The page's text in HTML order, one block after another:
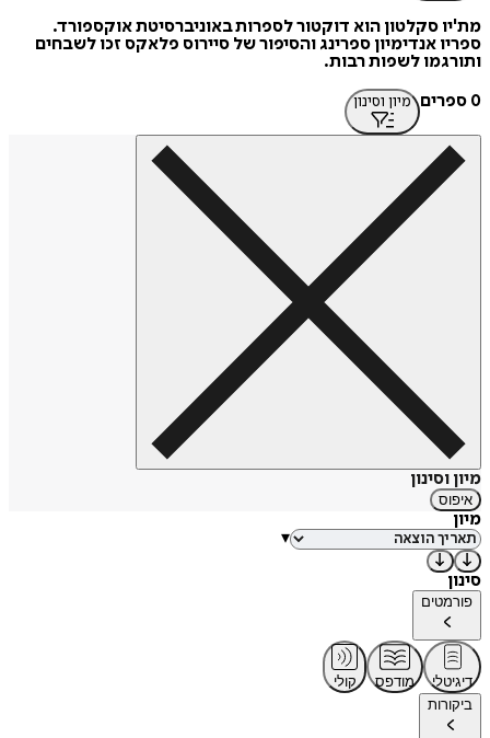
מת'יו סקלטון הוא דוקטור לספרות באוניברסיטת אוקספורד.
ספריו אנדימיון ספרינג והסיפור של סיירוס פלאקס זכו לשבחים
ותורגמו לשפות רבות.
0 ספרים
מיון וסינון
מיון וסינון
איפוס
מיון
▾
סינון
פורמטים
דיגיטלי מודפס
קולי
ביקורות